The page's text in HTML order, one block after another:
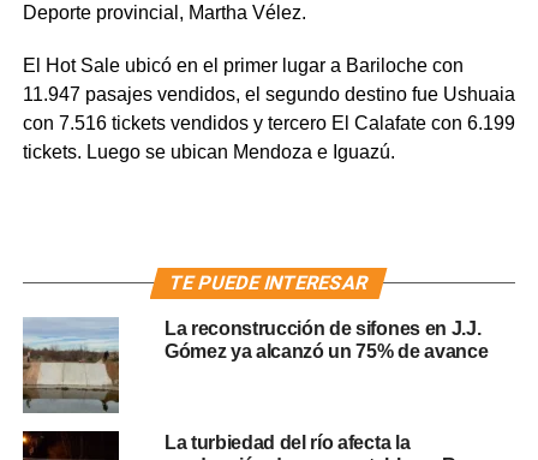
Deporte provincial, Martha Vélez.
El Hot Sale ubicó en el primer lugar a Bariloche con
11.947 pasajes vendidos, el segundo destino fue Ushuaia
con 7.516 tickets vendidos y tercero El Calafate con 6.199
tickets. Luego se ubican Mendoza e Iguazú.
TE PUEDE INTERESAR
La reconstrucción de sifones en J.J.
Gómez ya alcanzó un 75% de avance
La turbiedad del río afecta la